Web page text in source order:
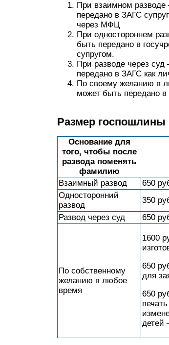
При взаимном
передано в ЗАГС
через МФЦ
При одностороннем
быть передано в
супругом.
При разводе через
передано в ЗАГС как
По своему желанию в
может быть передано
Размер госпошлины
Основание для
того, чтобы после
развода поменять
фамилию
Взаимный развод
650
Односторонний
развод
350
Развод через суд
650
По собственному
желанию в любое
время
1600
650
для
650
детей